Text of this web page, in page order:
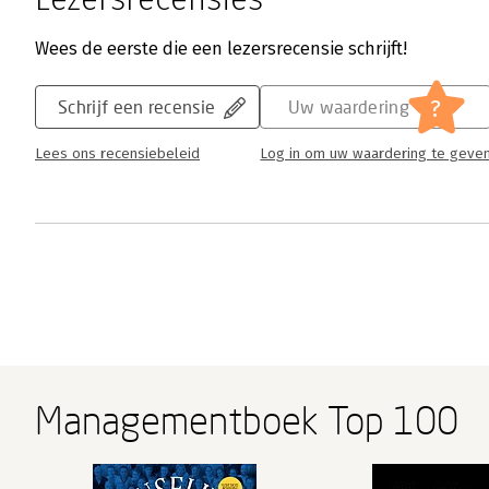
Wees de eerste die een lezersrecensie schrijft!
Schrijf een recensie
Lees ons recensiebeleid
Uw waardering ?
Log in om uw waardering te
Managementboek Top 100